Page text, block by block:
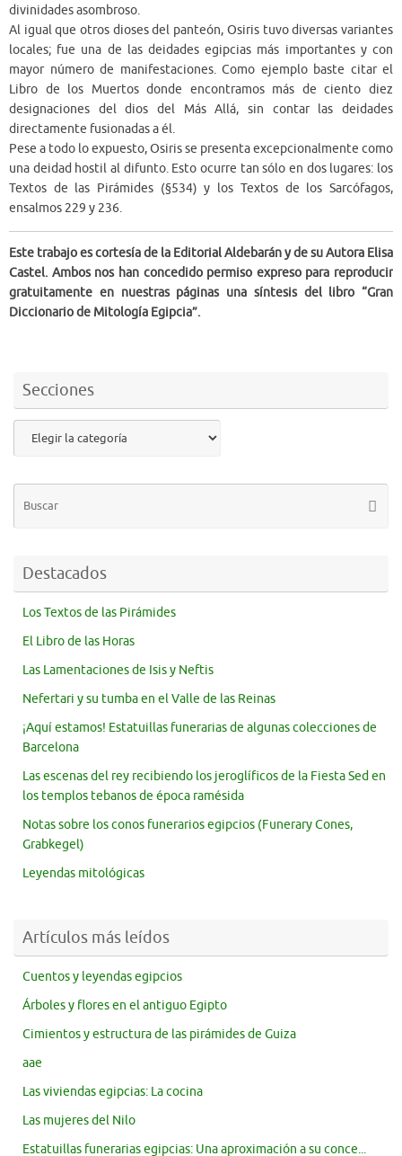
divinidades asombroso.
Al igual que otros dioses del panteón, Osiris tuvo diversas variantes
locales; fue una de las deidades egipcias más importantes y con
mayor número de manifestaciones. Como ejemplo baste citar el
Libro de los Muertos donde encontramos más de ciento diez
designaciones del dios del Más Allá, sin contar las deidades
directamente fusionadas a él.
Pese a todo lo expuesto, Osiris se presenta excepcionalmente como
una deidad hostil al difunto. Esto ocurre tan sólo en dos lugares: los
Textos de las Pirámides (§534) y los Textos de los Sarcófagos,
ensalmos 229 y 236.
Este trabajo es cortesía de la Editorial Aldebarán y de su Autora Elisa
Castel. Ambos nos han concedido permiso expreso para reproducir
gratuitamente en nuestras páginas una síntesis del libro “Gran
Diccionario de Mitología Egipcia”.
Secciones
Destacados
Los Textos de las Pirámides
El Libro de las Horas
Las Lamentaciones de Isis y Neftis
Nefertari y su tumba en el Valle de las Reinas
¡Aquí estamos! Estatuillas funerarias de algunas colecciones de
Barcelona
Las escenas del rey recibiendo los jeroglíficos de la Fiesta Sed en
los templos tebanos de época ramésida
Notas sobre los conos funerarios egipcios (Funerary Cones,
Grabkegel)
Leyendas mitológicas
Artículos más leídos
Cuentos y leyendas egipcios
Árboles y flores en el antiguo Egipto
Cimientos y estructura de las pirámides de Guiza
aae
Las viviendas egipcias: La cocina
Las mujeres del Nilo
Estatuillas funerarias egipcias: Una aproximación a su conce...